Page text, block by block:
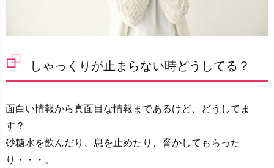
しゃっくりが止まらない時どうしてる？
面白い情報から真面目な情報まであるけど、どうしてま
す？
砂糖水を飲んだり、息を止めたり、脅かしてもらった
り・・・。